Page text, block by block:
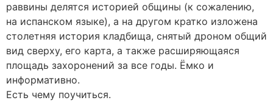
раввины делятся историей общины (к сожалению,
на испанском языке), а на другом кратко изложена
столетняя история кладбища, снятый дроном общий
вид сверху, его карта, а также расширяющаяся
площадь захоронений за все годы. Ёмко и
информативно.
Есть чему поучиться.